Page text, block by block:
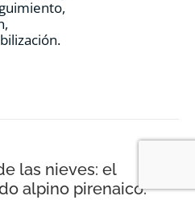
las nieves: el
alpino pirenaico.